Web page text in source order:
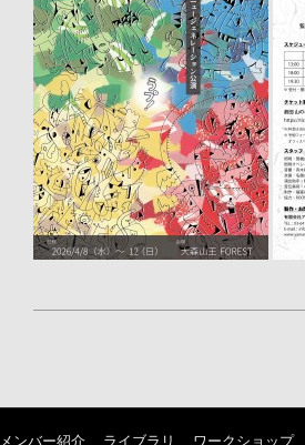
メンバー紹介 ライブラリ ワークショップ